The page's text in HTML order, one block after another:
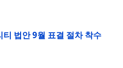
법안 9월 표결 절차 착수